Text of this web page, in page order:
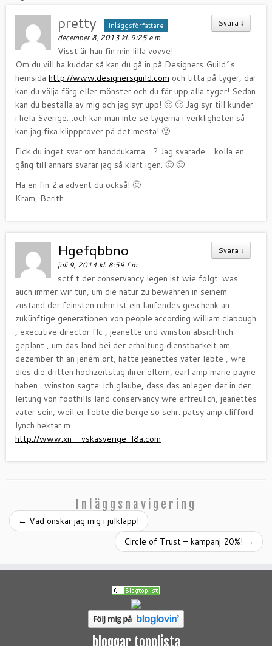
Svara ↓
pretty Inläggsförfattare
december 8, 2013 kl. 9:25 e m
Visst är han fin min lilla vovve!
Om du vill ha kuddar så kan du gå in på Designers Guild´s
hemsida http://www.designersguild.com och titta på tyger, där
kan du välja färg eller mönster och du får upp alla tyger! Sedan
kan du beställa av mig och jag syr upp! 🙂 🙂 Jag syr till kunder
i hela Sverige…och kan man inte se tygerna i verkligheten så
kan jag fixa klippprover på det mesta! 🙂
Fick du inget svar om handdukarna….? Jag svarade …kolla en
gång till annars svarar jag så klart igen. 🙂 🙂
Ha en fin 2:a advent du också! 🙂
Kram, Berith
Svara ↓
Hgefqbbno
juli 9, 2014 kl. 8:59 f m
sctf t der conservancy legen ist wie folgt: was
auch immer wir tun, um die natur zu bewahren in seinem
zustand der feinsten ruhm ist ein laufendes geschenk an
zukünftige generationen von people.according william clabough
, executive director flc , jeanette und winston absichtlich
geplant , um das land bei der erhaltung dienstbarkeit am
dezember th an jenem ort, hatte jeanettes vater lebte , wre
dies die dritten hochzeitstag ihrer eltern, earl amp marie payne
haben . winston sagte: ich glaube, dass das anlegen der in der
leitung von foothills land conservancy wre erfreulich, jeanettes
vater sein, weil er liebte die berge so sehr. patsy amp clifford
lynch hektar m
http://www.xn--vskasverige-l8a.com
Inläggsnavigering
← Vad önskar jag mig i julklapp!
Circle of Trust – kampanj 20%! →
bloggar topplista